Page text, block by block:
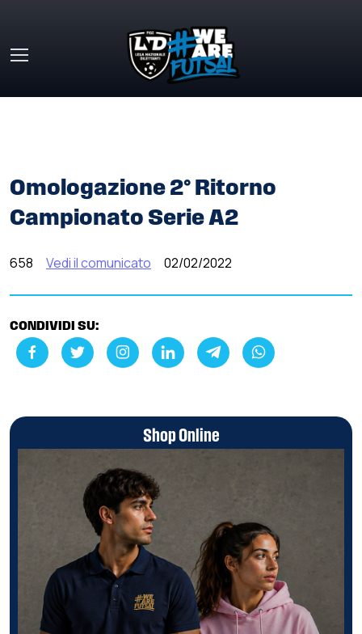
Omologazione 2° Ritorno
Campionato Serie A2
658 Vedi il comunicato 02/02/2022
CONDIVIDI SU:
Shop Online